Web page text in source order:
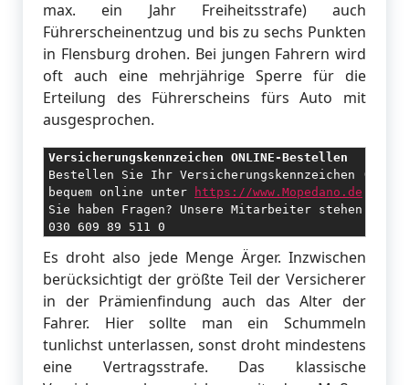
max. ein Jahr Freiheitsstrafe) auch
Führerscheinentzug und bis zu sechs Punkten
in Flensburg drohen. Bei jungen Fahrern wird
oft auch eine mehrjährige Sperre für die
Erteilung des Führerscheins fürs Auto mit
ausgesprochen.
Versicherungskennzeichen ONLINE-Bestellen
Bestellen Sie Ihr Versicherungskennzeichen (für
bequem online unter
https://www.Mopedano.de
Sie haben Fragen? Unsere Mitarbeiter stehen
030 609 89 511 0
Es droht also jede Menge Ärger. Inzwischen
berücksichtigt der größte Teil der Versicherer
in der Prämienfindung auch das Alter der
Fahrer. Hier sollte man ein Schummeln
tunlichst unterlassen, sonst droht mindestens
eine Vertragsstrafe. Das klassische